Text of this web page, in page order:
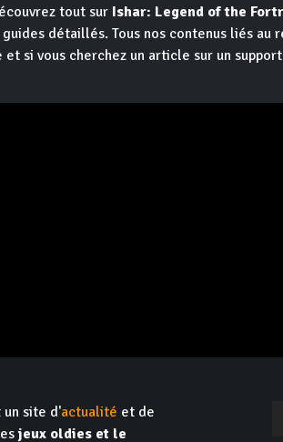
tout sur Ishar: Legend of the
détaillés. Tous nos contenus liés au
si vous cherchez un article sur un
un site d'actualité et de
jeux oldies et le